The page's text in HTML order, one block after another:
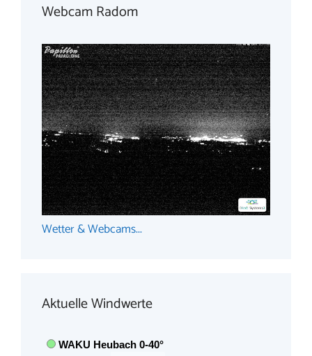
Webcam Radom
Wetter & Webcams...
Aktuelle Windwerte